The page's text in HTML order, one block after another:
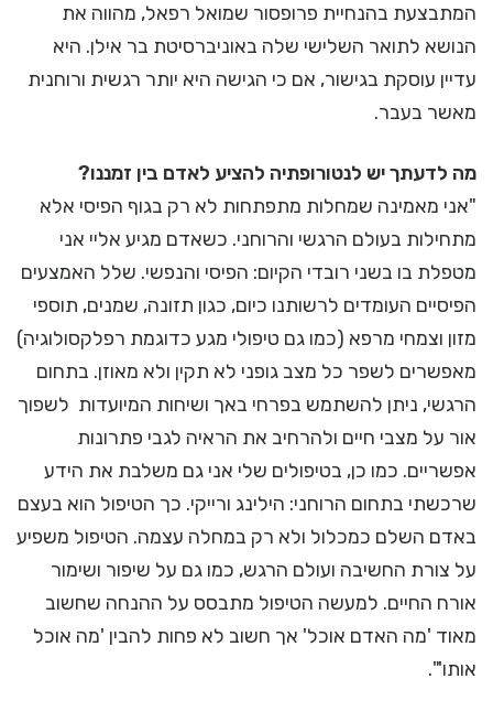
המתבצעת בהנחיית פרופסור שמואל רפאל, מהווה את
הנושא לתואר השלישי שלה באוניברסיטת בר אילן. היא
עדיין עוסקת בגישור, אם כי הגישה היא יותר רגשית ורוחנית
מאשר בעבר.
מה לדעתך יש לנטורופתיה להציע לאדם בין זמננו?
"אני מאמינה שמחלות מתפתחות לא רק בגוף הפיסי אלא
מתחילות בעולם הרגשי והרוחני. כשאדם מגיע אליי אני
מטפלת בו בשני רובדי הקיום: הפיסי והנפשי. שלל האמצעים
הפיסיים העומדים לרשותנו כיום, כגון תזונה, שמנים, תוספי
מזון וצמחי מרפא (כמו גם טיפולי מגע כדוגמת רפלקסולוגיה)
מאפשרים לשפר כל מצב גופני לא תקין ולא מאוזן. בתחום
הרגשי, ניתן להשתמש בפרחי באך ושיחות המיועדות לשפוך
אור על מצבי חיים ולהרחיב את הראיה לגבי פתרונות
אפשריים. כמו כן, בטיפולים שלי אני גם משלבת את הידע
שרכשתי בתחום הרוחני: הילינג ורייקי. כך הטיפול הוא בעצם
באדם השלם כמכלול ולא רק במחלה עצמה. הטיפול משפיע
על צורת החשיבה ועולם הרגש, כמו גם על שיפור ושימור
אורח החיים. למעשה הטיפול מתבסס על ההנחה שחשוב
מאוד 'מה האדם אוכל' אך חשוב לא פחות להבין 'מה אוכל
אותו'".